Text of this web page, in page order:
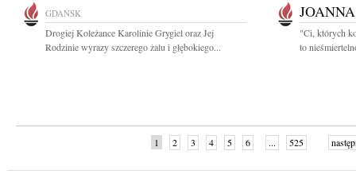
GDAŃSK
Drogiej Koleżance Karolinie Grygiel oraz Jej
Rodzinie wyrazy szczerego żalu i głębokiego...
"Ci, których
to
1 2 3 4 5 6 ... 525